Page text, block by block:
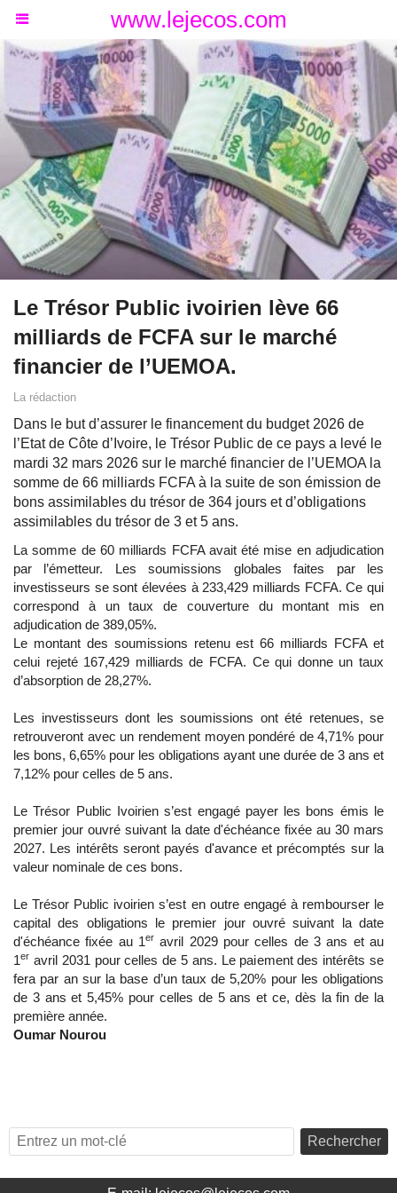
www.lejecos.com
Le Trésor Public ivoirien lève 66
milliards de FCFA sur le marché
financier de l’UEMOA.
La rédaction
Dans le but d’assurer le financement du budget 2026 de
l’Etat de Côte d’Ivoire, le Trésor Public de ce pays a levé le
mardi 32 mars 2026 sur le marché financier de l’UEMOA la
somme de 66 milliards FCFA à la suite de son émission de
bons assimilables du trésor de 364 jours et d’obligations
assimilables du trésor de 3 et 5 ans.
La somme de 60 milliards FCFA avait été mise en adjudication
par l’émetteur. Les soumissions globales faites par les
investisseurs se sont élevées à 233,429 milliards FCFA. Ce qui
correspond à un taux de couverture du montant mis en
adjudication de 389,05%.
Le montant des soumissions retenu est 66 milliards FCFA et
celui rejeté 167,429 milliards de FCFA. Ce qui donne un taux
d’absorption de 28,27%.
Les investisseurs dont les soumissions ont été retenues, se
retrouveront avec un rendement moyen pondéré de 4,71% pour
les bons, 6,65% pour les obligations ayant une durée de 3 ans et
7,12% pour celles de 5 ans.
Le Trésor Public Ivoirien s’est engagé payer les bons émis le
premier jour ouvré suivant la date d'échéance fixée au 30 mars
2027. Les intérêts seront payés d'avance et précomptés sur la
valeur nominale de ces bons.
Le Trésor Public ivoirien s’est en outre engagé à rembourser le
capital des obligations le premier jour ouvré suivant la date
d'échéance fixée au 1er avril 2029 pour celles de 3 ans et au
1er avril 2031 pour celles de 5 ans. Le paiement des intérêts se
fera par an sur la base d’un taux de 5,20% pour les obligations
de 3 ans et 5,45% pour celles de 5 ans et ce, dès la fin de la
première année.
Oumar Nourou
Rechercher